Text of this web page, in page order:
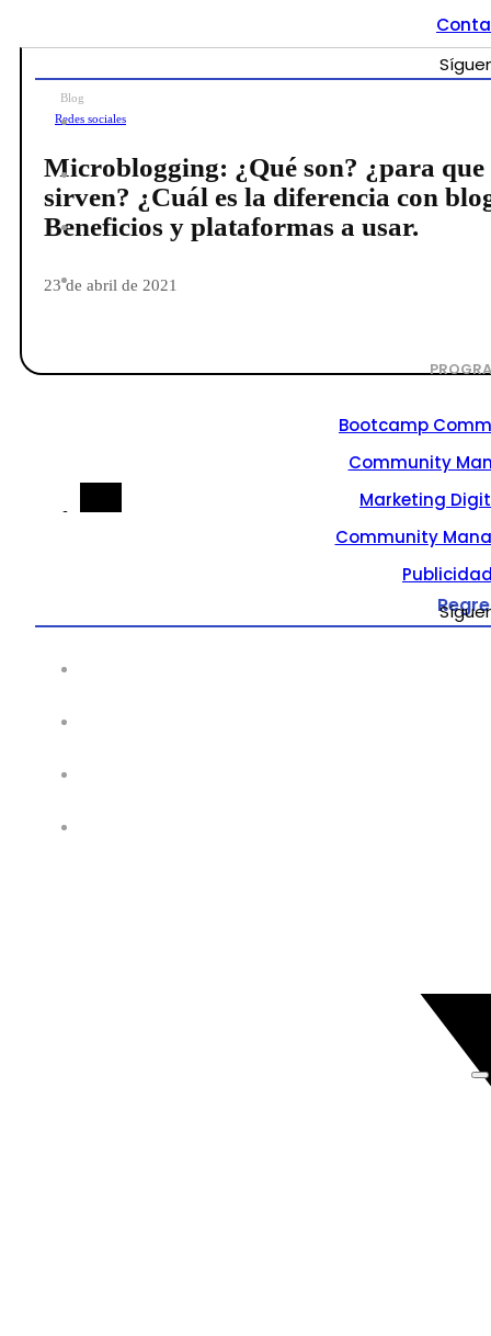
Bootcamp
Community
Marketing
Community
Blog
Redes sociales
Microblogging: ¿Qué son? ¿para que
sirven? ¿Cuál es la diferencia con
Beneficios y plataformas a usar.
23 de abril de 2021